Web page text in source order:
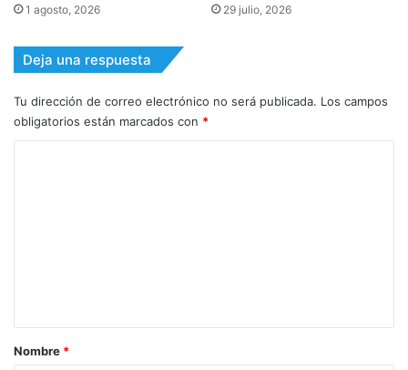
1 agosto, 2026 29 julio, 2026
Deja una respuesta
Tu dirección de correo electrónico no será publicada. Los campos
obligatorios están marcados con *
rNombre *